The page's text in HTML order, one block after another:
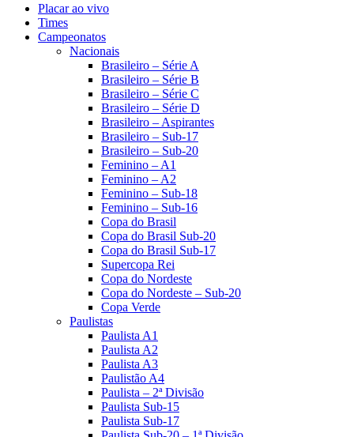
Placar ao vivo
Times
Campeonatos
Nacionais
Brasileiro – Série A
Brasileiro – Série B
Brasileiro – Série C
Brasileiro – Série D
Brasileiro – Aspirantes
Brasileiro – Sub-17
Brasileiro – Sub-20
Feminino – A1
Feminino – A2
Feminino – Sub-18
Feminino – Sub-16
Copa do Brasil
Copa do Brasil Sub-20
Copa do Brasil Sub-17
Supercopa Rei
Copa do Nordeste
Copa do Nordeste – Sub-20
Copa Verde
Paulistas
Paulista A1
Paulista A2
Paulista A3
Paulistão A4
Paulista – 2ª Divisão
Paulista Sub-15
Paulista Sub-17